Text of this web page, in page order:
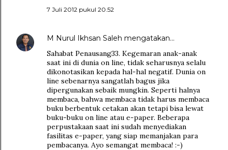
7 Juli 2012 pukul 20.52
M Nurul Ikhsan Saleh mengatakan…
Sahabat Penausang33. Kegemaran anak-anak
saat ini di dunia on line, tidak seharusnya selalu
dikonotasikan kepada hal-hal negatif. Dunia on
line sebenarnya sangatlah bagus jika
dipergunakan sebaik mungkin. Seperti halnya
membaca, bahwa membaca tidak harus membaca
buku berbentuk cetakan akan tetapi bisa lewat
buku-buku on line atau e-paper. Beberapa
perpustakaan saat ini sudah menyediakan
fasilitas e-paper, yang siap memanjakan para
pembacanya. Ayo semangat membaca! :-)